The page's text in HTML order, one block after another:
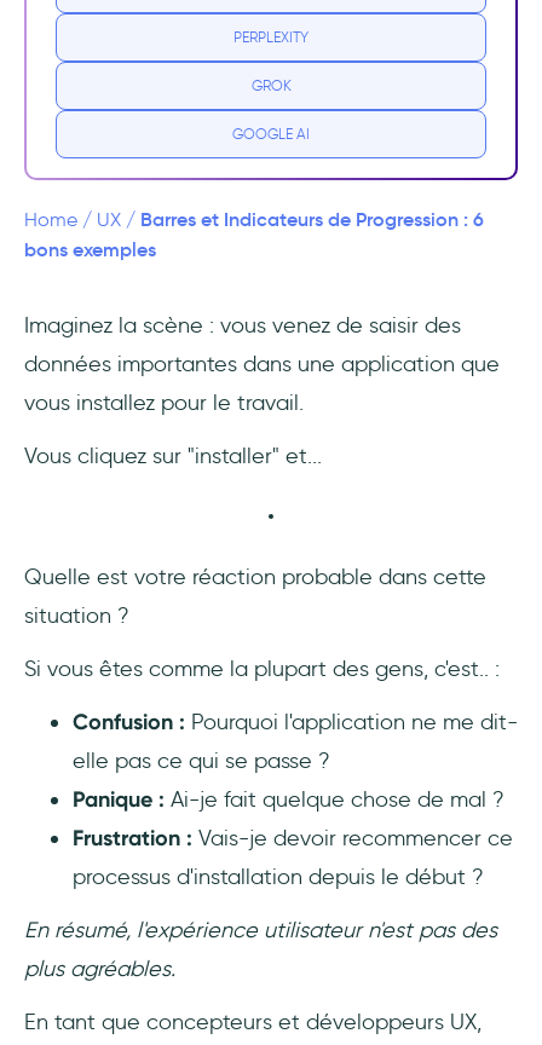
?
Pourquoi les indicateurs de progression sont
Différents types d'indicateurs de
Déterminé
Déterminée et/ou indéterminée
6 exemples et bonnes pratiques
Exemple 3 : CodeMyUI
Exemple 5 : NPM
Exemple 6 : Amazon
Conclusion
PERPLEXITY
GROK
GOOGLE AI
Home / UX / Barres et Indicateurs de Progression : 6
bons exemples
Imaginez la scène : vous venez de saisir des
données importantes dans une application que
vous installez pour le travail.
Vous cliquez sur "installer" et...
Quelle est votre réaction probable dans cette
situation ?
Si vous êtes comme la plupart des gens, c'est.. :
Confusion : Pourquoi l'application ne me dit-
elle pas ce qui se passe ?
Panique : Ai-je fait quelque chose de mal ?
Frustration : Vais-je devoir recommencer ce
processus d'installation depuis le début ?
En résumé, l'expérience utilisateur n'est pas des
plus agréables.
En tant que concepteurs et développeurs UX,